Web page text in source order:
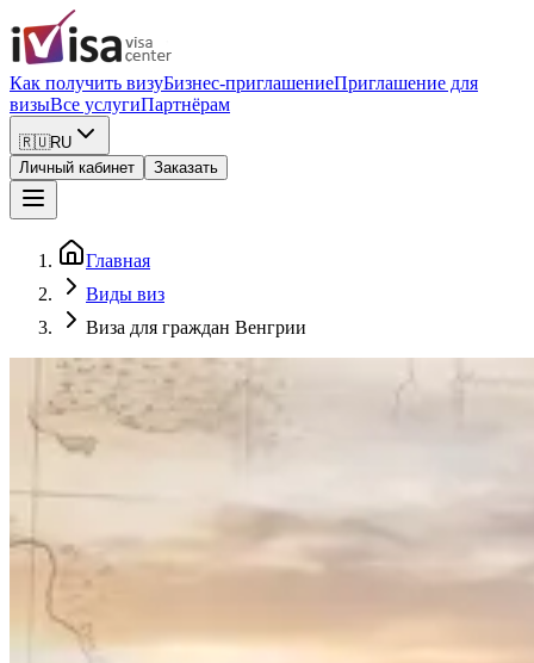
Как получить визуБизнес-приглашениеПриглашение для
визыВсе услугиПартнёрам
🇷🇺RU
Личный кабинет
Заказать
Главная
Виды виз
Виза для граждан Венгрии